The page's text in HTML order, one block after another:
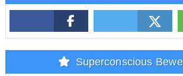
Superconscious